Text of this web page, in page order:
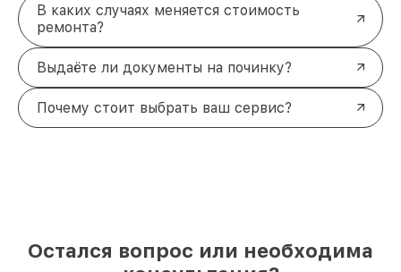
В каких случаях меняется стоимость
ремонта?
Выдаёте ли документы на починку?
Почему стоит выбрать ваш сервис?
Остался вопрос или необходима